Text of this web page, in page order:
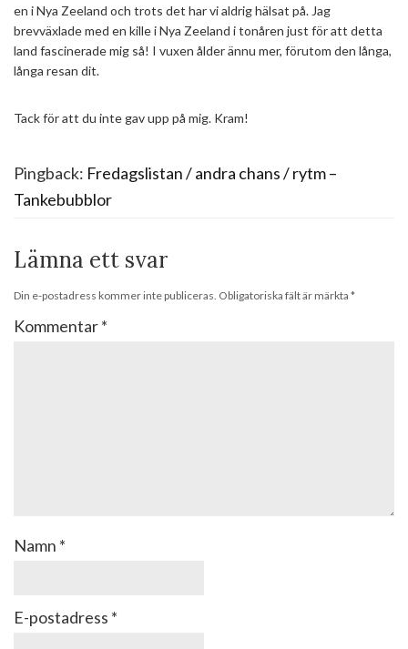
en i Nya Zeeland och trots det har vi aldrig hälsat på. Jag
brevväxlade med en kille i Nya Zeeland i tonåren just för att detta
land fascinerade mig så! I vuxen ålder ännu mer, förutom den långa,
långa resan dit.
Tack för att du inte gav upp på mig. Kram!
Pingback: Fredagslistan / andra chans / rytm –
Tankebubblor
Lämna ett svar
Din e-postadress kommer inte publiceras. Obligatoriska fält är märkta *
Kommentar*
Namn *
E-postadress *